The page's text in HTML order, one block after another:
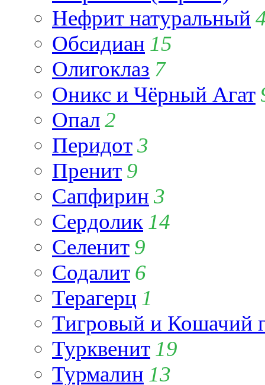
Нефрит натуральный
Обсидиан 15
Олигоклаз 7
Оникс и Чёрный Агат
Опал2
Перидот3
Пренит 9
Сапфирин 3
Сердолик 14
Селенит 9
Содалит 6
Терагерц 1
Тигровый и Кошачий
Турквенит 19
Турмалин 13